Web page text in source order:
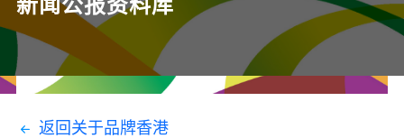
新闻公报资料库
返回关于品牌香港